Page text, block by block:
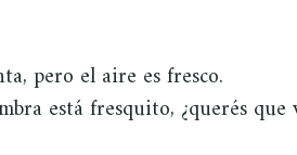
pero el aire es fresco.
está fresquito, ¿querés que